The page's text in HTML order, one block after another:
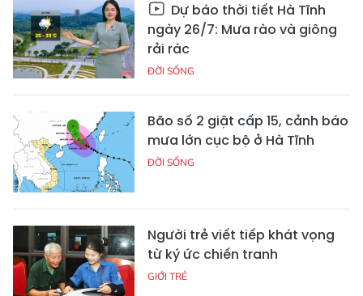
Dự báo thời tiết Hà Tĩnh
ngày 26/7: Mưa rào và giông
rải rác
ĐỜI SỐNG
Bão số 2 giật cấp 15, cảnh báo
mưa lớn cục bộ ở Hà Tĩnh
ĐỜI SỐNG
Người trẻ viết tiếp khát vọng
từ ký ức chiến tranh
GIỚI TRẺ